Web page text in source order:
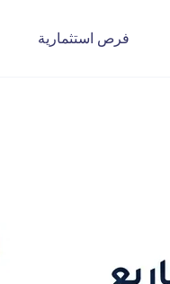
فرص استثمارية